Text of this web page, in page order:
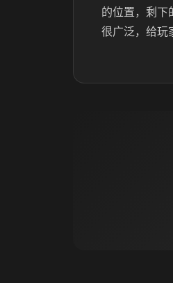
的位置，剩下
很广泛，给玩